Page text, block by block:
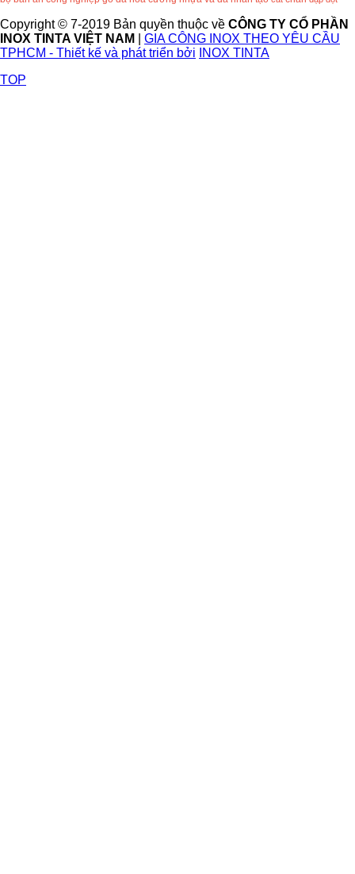
Copyright © 7-2019 Bản quyền thuộc về CÔNG TY CỔ PHẦN
INOX TINTA VIỆT NAM
GIA CÔNG INOX THEO YÊU CẦU
TPHCM - Thiết kế và phát triển bởi
INOX TINTA
TOP